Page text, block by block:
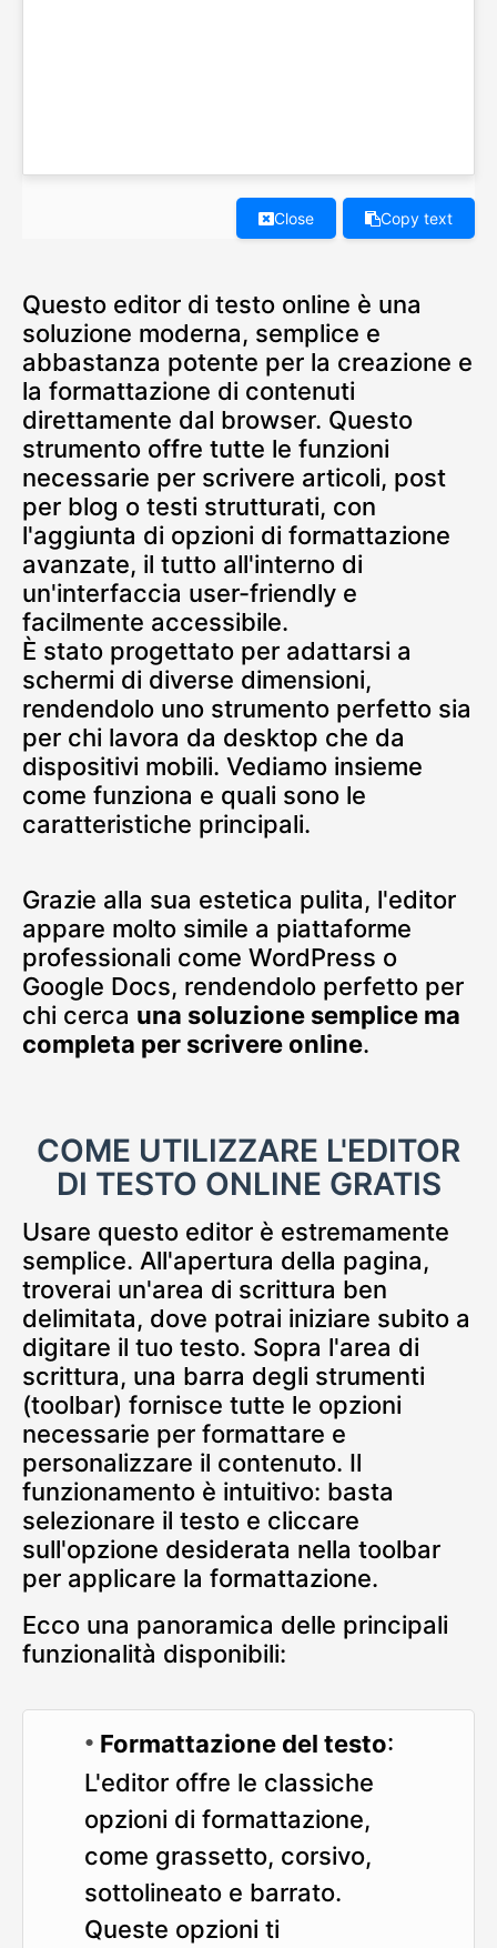
Close Copy text
Questo editor di testo online è una
soluzione moderna, semplice e
abbastanza potente per la creazione e
la formattazione di contenuti
direttamente dal browser. Questo
strumento offre tutte le funzioni
necessarie per scrivere articoli, post
per blog o testi strutturati, con
l'aggiunta di opzioni di formattazione
avanzate, il tutto all'interno di
un'interfaccia user-friendly e
facilmente accessibile.
È stato progettato per adattarsi a
schermi di diverse dimensioni,
rendendolo uno strumento perfetto sia
per chi lavora da desktop che da
dispositivi mobili. Vediamo insieme
come funziona e quali sono le
caratteristiche principali.
Grazie alla sua estetica pulita, l'editor
appare molto simile a piattaforme
professionali come WordPress o
Google Docs, rendendolo perfetto per
chi cerca una soluzione semplice ma
completa per scrivere online.
COME UTILIZZARE L'EDITOR
DI TESTO ONLINE GRATIS
Usare questo editor è estremamente
semplice. All'apertura della pagina,
troverai un'area di scrittura ben
delimitata, dove potrai iniziare subito a
digitare il tuo testo. Sopra l'area di
scrittura, una barra degli strumenti
(toolbar) fornisce tutte le opzioni
necessarie per formattare e
personalizzare il contenuto. Il
funzionamento è intuitivo: basta
selezionare il testo e cliccare
sull'opzione desiderata nella toolbar
per applicare la formattazione.
Ecco una panoramica delle principali
funzionalità disponibili:
Formattazione del testo:
L'editor offre le classiche
opzioni di formattazione,
come grassetto, corsivo,
sottolineato e barrato.
Queste opzioni ti